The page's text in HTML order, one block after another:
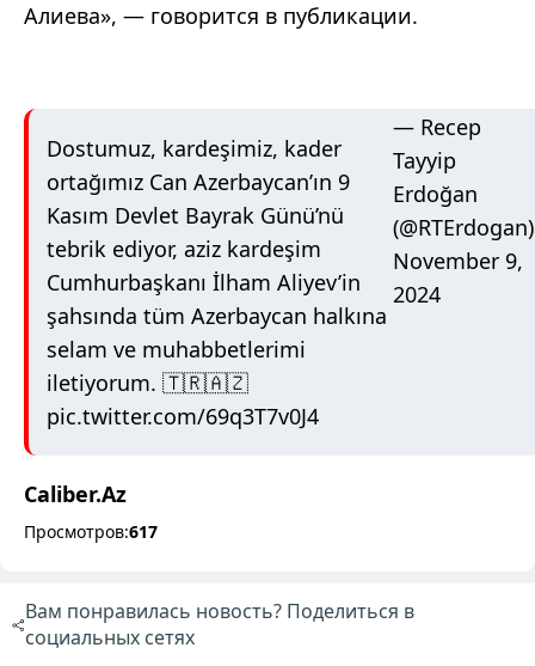
Алиева», — говорится в публикации.
Dostumuz, kardeşimiz, kader
ortağımız Can Azerbaycan’ın 9
Kasım Devlet Bayrak Günü’nü
tebrik ediyor, aziz kardeşim
Cumhurbaşkanı İlham Aliyev’in
şahsında tüm Azerbaycan halkına
selam ve muhabbetlerimi
iletiyorum. 🇹🇷🇦🇿
pic.twitter.com/69q3T7v0J4
— Recep
Tayyip
Erdoğan
(@RTErdogan)
November 9,
2024
Caliber.Az
Просмотров:617
Вам понравилась новость? Поделиться в
социальных сетях